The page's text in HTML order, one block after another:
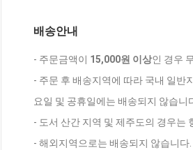
배송안내
- 주문금액이 15,000원 이상인 경우
- 주문 후 배송지역에 따라 국내 일반
요일 및 공휴일에는 배송되지 않습니
- 도서 산간 지역 및 제주도의 경우는
- 해외지역으로는 배송되지 않습니다.